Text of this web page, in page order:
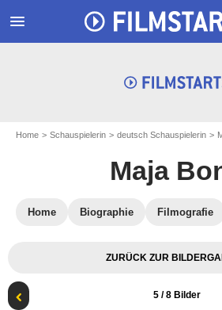
menu
Home Schauspielerin deutsch Schauspielerin
Maja
Home Biographie Filmografie
ZURÜCK ZUR
5 / 8 Bilder